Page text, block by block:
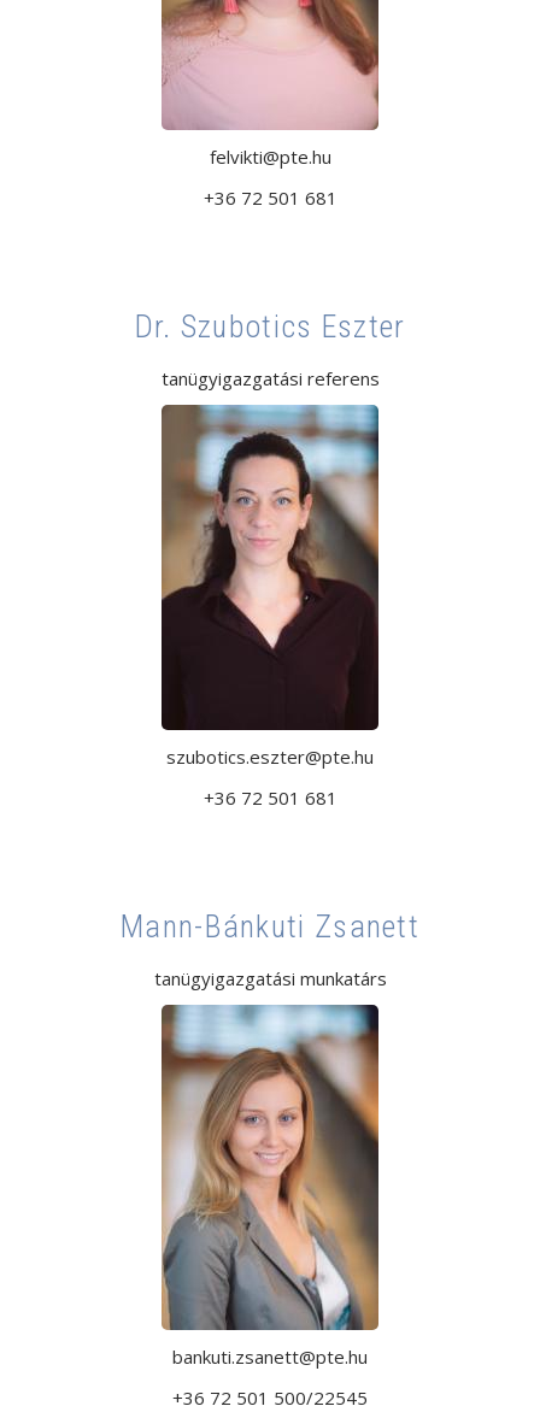
felvikti@pte.hu
+36 72 501 681
Dr. Szubotics Eszter
tanügyigazgatási referens
szubotics.eszter@pte.hu
+36 72 501 681
Mann-Bánkuti Zsanett
tanügyigazgatási munkatárs
bankuti.zsanett@pte.hu
+36 72 501 500/22545